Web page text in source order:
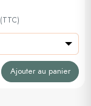
(TTC)
Ajouter au panier